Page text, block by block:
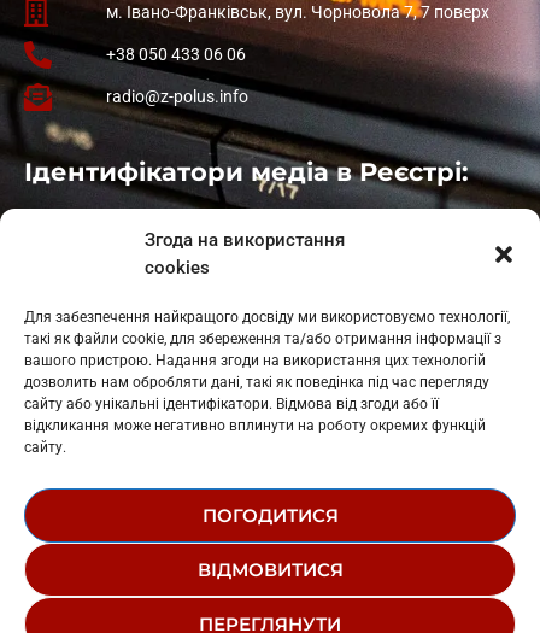
Згода на використання
cookies
Для забезпечення найкращого досвіду ми використовуємо технології,
такі як файли cookie, для збереження та/або отримання інформації з
вашого пристрою. Надання згоди на використання цих технологій
дозволить нам обробляти дані, такі як поведінка під час перегляду
сайту або унікальні ідентифікатори. Відмова від згоди або її
відкликання може негативно вплинути на роботу окремих функцій
сайту.
ПОГОДИТИСЯ
ВІДМОВИТИСЯ
ПЕРЕГЛЯНУТИ
м. Івано-Франківськ, вул. Чорновола 7, 7 поверх
+38 050 433 06 06
radio@z-polus.info
Ідентифікатори медіа в Реєстрі:
: L11-01410
: L11-01801
Косів: L11-01805
Гарасимів: L11-02274
© 1995-2026 РК «ЗАХІДНИЙ ПОЛЮС»
РЕДАКЦІЙНИЙ СТАТУТ
СТРУКТУРА ВЛАСНОСТІ